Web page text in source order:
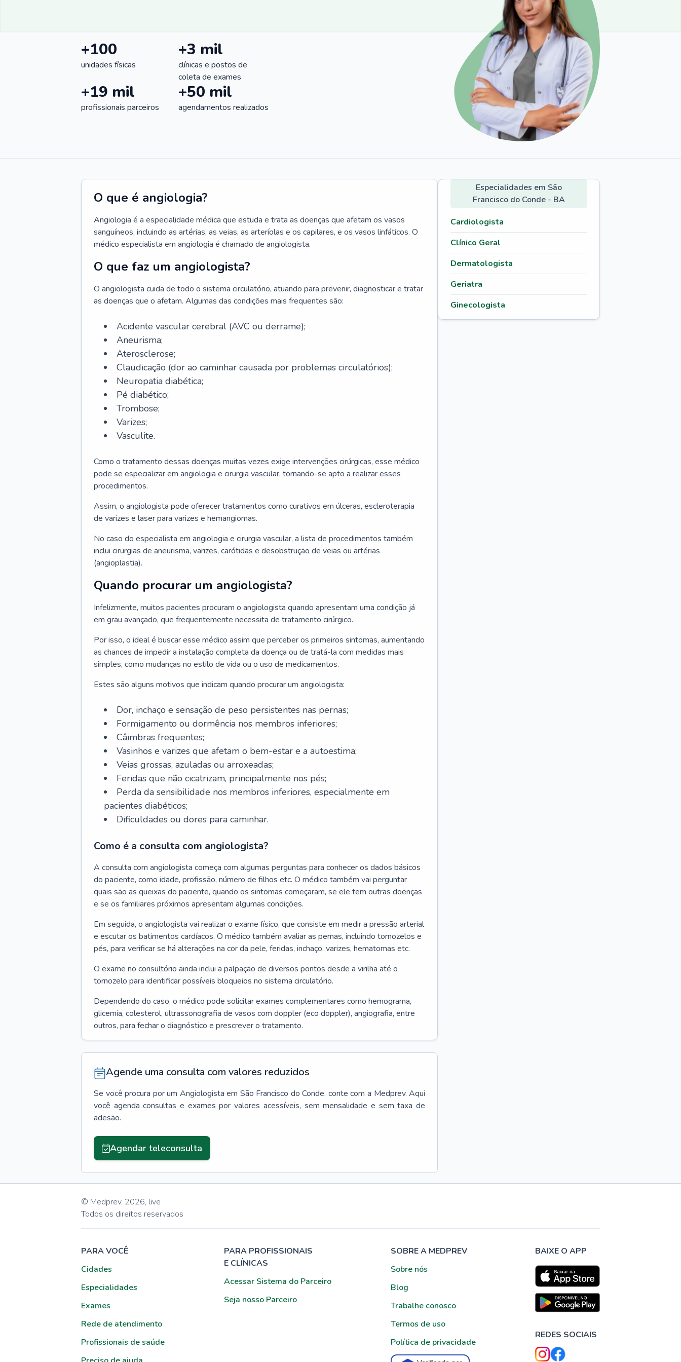
+100
unidades físicas
+3 mil
clínicas e postos de
coleta de exames
+19 mil
profissionais parceiros
+50 mil
agendamentos realizados
O que é angiologia?
Angiologia é a especialidade médica que estuda e trata as doenças que afetam os vasos
sanguíneos, incluindo as artérias, as veias, as arteríolas e os capilares, e os vasos linfáticos. O
médico especialista em angiologia é chamado de angiologista.
O que faz um angiologista?
O angiologista cuida de todo o sistema circulatório, atuando para prevenir, diagnosticar e tratar
as doenças que o afetam. Algumas das condições mais frequentes são:
Acidente vascular cerebral (AVC ou derrame);
Aneurisma;
Aterosclerose;
Claudicação (dor ao caminhar causada por problemas circulatórios);
Neuropatia diabética;
Pé diabético;
Trombose;
Varizes;
Vasculite.
Como o tratamento dessas doenças muitas vezes exige intervenções cirúrgicas, esse médico
pode se especializar em angiologia e cirurgia vascular, tornando-se apto a realizar esses
procedimentos.
Assim, o angiologista pode oferecer tratamentos como curativos em úlceras, escleroterapia
de varizes e laser para varizes e hemangiomas.
No caso do especialista em angiologia e cirurgia vascular, a lista de procedimentos também
inclui cirurgias de aneurisma, varizes, carótidas e desobstrução de veias ou artérias
(angioplastia).
Quando procurar um angiologista?
Infelizmente, muitos pacientes procuram o angiologista quando apresentam uma condição já
em grau avançado, que frequentemente necessita de tratamento cirúrgico.
Por isso, o ideal é buscar esse médico assim que perceber os primeiros sintomas, aumentando
as chances de impedir a instalação completa da doença ou de tratá-la com medidas mais
simples, como mudanças no estilo de vida ou o uso de medicamentos.
Estes são alguns motivos que indicam quando procurar um angiologista:
Dor, inchaço e sensação de peso persistentes nas pernas;
Formigamento ou dormência nos membros inferiores;
Câimbras frequentes;
Vasinhos e varizes que afetam o bem-estar e a autoestima;
Veias grossas, azuladas ou arroxeadas;
Feridas que não cicatrizam, principalmente nos pés;
Perda da sensibilidade nos membros inferiores, especialmente em
pacientes diabéticos;
Dificuldades ou dores para caminhar.
Como é a consulta com angiologista?
A consulta com angiologista começa com algumas perguntas para conhecer os dados básicos
do paciente, como idade, profissão, número de filhos etc. O médico também vai perguntar
quais são as queixas do paciente, quando os sintomas começaram, se ele tem outras doenças
e se os familiares próximos apresentam algumas condições.
Em seguida, o angiologista vai realizar o exame físico, que consiste em medir a pressão arterial
e escutar os batimentos cardíacos. O médico também avaliar as pernas, incluindo tornozelos e
pés, para verificar se há alterações na cor da pele, feridas, inchaço, varizes, hematomas etc.
O exame no consultório ainda inclui a palpação de diversos pontos desde a virilha até o
tornozelo para identificar possíveis bloqueios no sistema circulatório.
Dependendo do caso, o médico pode solicitar exames complementares como hemograma,
glicemia, colesterol, ultrassonografia de vasos com doppler (eco doppler), angiografia, entre
outros, para fechar o diagnóstico e prescrever o tratamento.
Agende uma consulta com valores reduzidos
Se você procura por um Angiologista em São Francisco do Conde, conte com a Medprev. Aqui
você agenda consultas e exames por valores acessíveis, sem mensalidade e sem taxa de
adesão.
Agendar teleconsulta
Especialidades em São
Francisco do Conde - BA
Cardiologista
Clínico Geral
Dermatologista
Geriatra
Ginecologista
© Medprev, 2026, live
Todos os direitos reservados
PARA VOCÊ
Cidades
Especialidades
Exames
Rede de atendimento
Profissionais de saúde
PARA PROFISSIONAIS
E CLÍNICAS
Acessar Sistema do Parceiro
Seja nosso Parceiro
SOBRE A MEDPREV
Sobre nós
Blog
Trabalhe conosco
Termos de uso
Política de privacidade
BAIXE O APP
REDES SOCIAIS